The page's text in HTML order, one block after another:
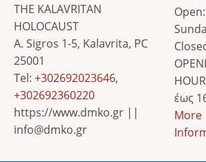
THE KALAVRITAN
HOLOCAUST
A. Sigros 1-5, Kalavrita, PC
25001
Tel: +302692023646,
+302692360220
https://www.dmko.gr ||
info@dmko.gr
έως
More